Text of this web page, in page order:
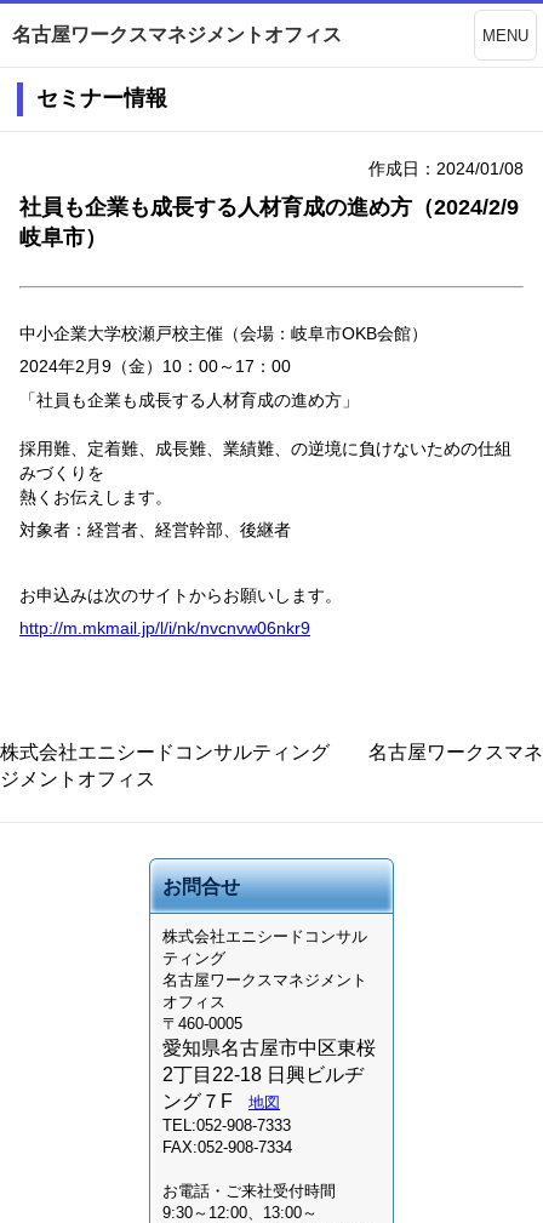
名古屋ワークスマネジメントオフィス MENU
セミナー情報
作成日：2024/01/08
社員も企業も成長する人材育成の進め方（2024/2/9
岐阜市）
中小企業大学校瀬戸校主催（会場：岐阜市OKB会館）
2024年2月9 （金）10：00～17：00
「社員も企業も成長する人材育成の進め方」
採用難、定着難、成長難、業績難、の逆境に負けないための仕組
みづくりを
熱くお伝えします。
対象者：経営者、経営幹部、後継者
お申込みは次のサイトからお願いします。
http://m.mkmail.jp/l/i/nk/nvcnvw06nkr9
株式会社エニシードコンサルティング 名古屋ワークスマネ
ジメントオフィス
お問合せ
株式会社エニシードコンサル
ティング
名古屋ワークスマネジメント
オフィス
〒460-0005
愛知県名古屋市中区東桜
2丁目22-18 日興ビルヂ
ング７F
地図
TEL:052-908-7333
FAX:052-908-7334
お電話・ご来社受付時間
9:30～12:00、13:00～